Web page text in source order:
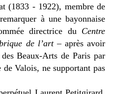
(1833 - 1922), membre de
à une bayonnaise
directrice du Centre
de l’art– après avoir
Beaux-Arts de Paris par
Valois, ne supportant pas